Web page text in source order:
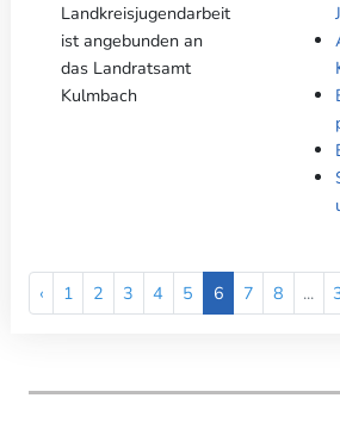
Landkreisjugendarbeit
ist angebunden an
das Landratsamt
Kulmbach
‹ 1 2 3 4 5 6 7 8 ...